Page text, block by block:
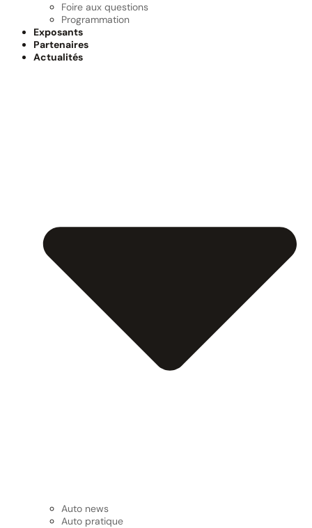
Foire aux questions
Programmation
Exposants
Partenaires
Actualités
Auto news
Auto pratique